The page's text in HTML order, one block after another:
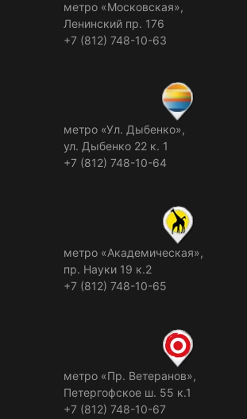
метро «Московская»,
Ленинский пр. 176
+7 (812) 748-10-63
метро «Ул. Дыбенко»,
ул. Дыбенко 22 к. 1
+7 (812) 748-10-64
метро «Академическая»,
пр. Науки 19 к.2
+7 (812) 748-10-65
метро «Пр. Ветеранов»,
Петергофское ш. 55 к.1
+7 (812) 748-10-67